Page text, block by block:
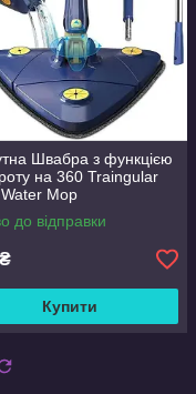
Швабра з функцією
на 360 Traingular
Mop
до відправки
₴
Купити